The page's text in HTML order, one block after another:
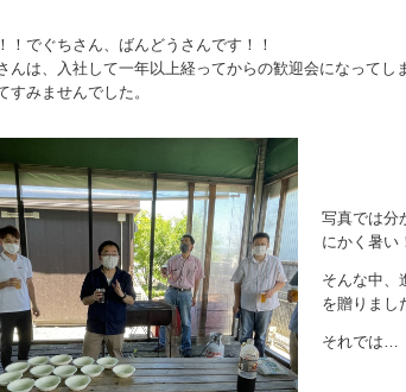
！でぐちさん、ばんどうさんです！！
んは、入社して一年以上経ってからの歓迎会になってし
すみませんでした。
写真では分
にかく暑い
そんな中、
を贈りまし
それでは…